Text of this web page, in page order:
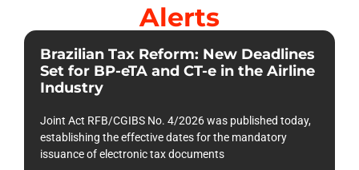
Alerts
Brazilian Tax Reform: New Deadlines
Set for BP-eTA and CT-e in the Airline
Industry
Joint Act RFB/CGIBS No. 4/2026 was published today,
establishing the effective dates for the mandatory
issuance of electronic tax documents